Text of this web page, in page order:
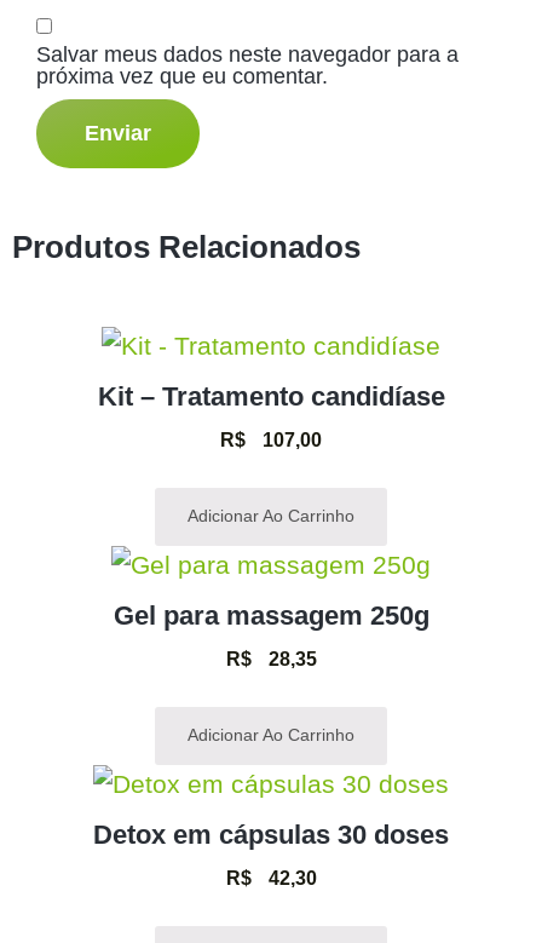
Salvar meus dados neste navegador para a
próxima vez que eu comentar.
Produtos Relacionados
Kit – Tratamento candidíase
R$ 107,00
Adicionar Ao Carrinho
Gel para massagem 250g
R$28,35
Adicionar Ao Carrinho
Detox em cápsulas 30 doses
R$42,30